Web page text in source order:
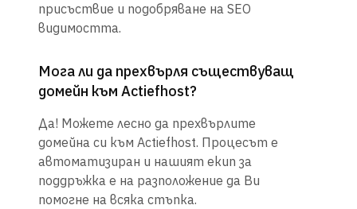
присъствие и подобряване на SEO
видимостта.
Мога ли да прехвърля съществуващ
домейн към Actiefhost?
Да! Можете лесно да прехвърлите
домейна си към Actiefhost. Процесът е
автоматизиран и нашият екип за
поддръжка е на разположение да Ви
помогне на всяка стъпка.